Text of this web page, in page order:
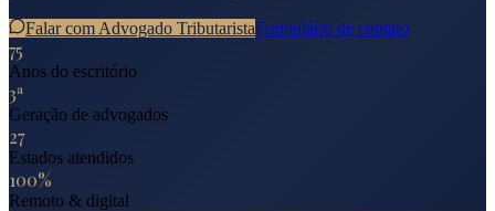
Falar com Advogado TributaristaFormulário de contato
75
Anos do escritório
3ª
Geração de advogados
27
Estados atendidos
100%
Remoto & digital